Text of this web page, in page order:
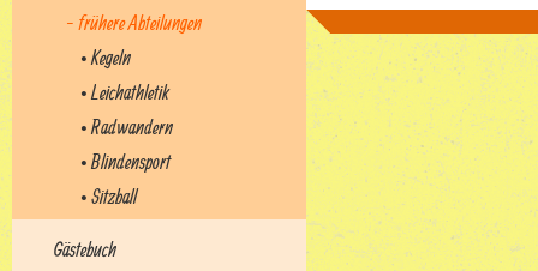
- frühere Abteilungen
• Kegeln
• Leichathletik
• Radwandern
• Blindensport
• Sitzball
Gästebuch